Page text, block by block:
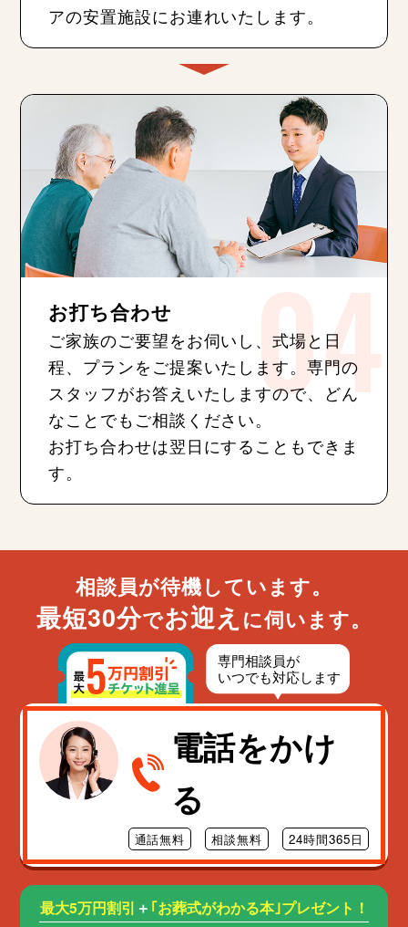
アの安置施設にお連れいたします。
お打ち合わせ
ご家族のご要望をお伺いし、式場と日
程、プランをご提案いたします。専門の
スタッフがお答えいたしますので、どん
なことでもご相談ください。
お打ち合わせは翌日にすることもできま
す。
相談員が待機しています。
最短30分でお迎え に伺います。
電話をかけ
る
通話無料 相談無料 24時間365日
最大5万円割引 ＋ ｢お葬式がわかる本｣プレゼント！